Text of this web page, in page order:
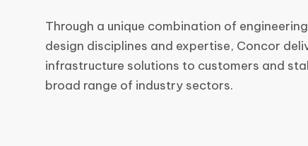
Through a unique combination of
design disciplines and expertise, Concor
infrastructure solutions to customers and
broad range of industry sectors.